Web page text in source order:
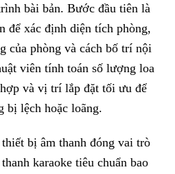
bài bản. Bước đầu tiên là
để xác định diện tích phòng,
của phòng và cách bố trí nội
viên tính toán số lượng loa
và vị trí lắp đặt tối ưu để
bị lệch hoặc loãng.
bị âm thanh đóng vai trò
karaoke tiêu chuẩn bao